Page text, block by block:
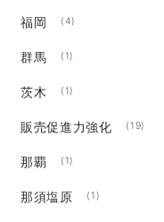
福岡 (4)
群馬 (1)
茨木 (1)
販売促進力強化 (19)
那覇 (1)
那須塩原 (1)